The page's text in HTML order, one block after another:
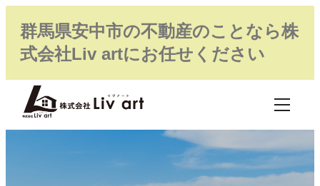
群馬県安中市の不動産のことなら株
式会社Liv artにお任せください